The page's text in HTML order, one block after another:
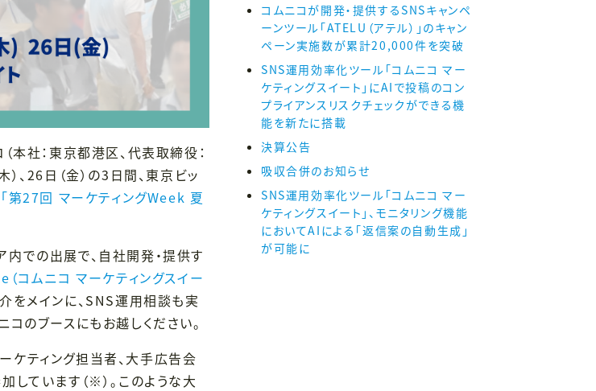
社：東京都港区、代表取締役：
、26日（金）の3日間、東京ビッ
「第27回 マーケティングWeek 夏
内での出展で、自社開発・提供す
ムニコ マーケティングスイー
をメインに、SNS運用相談も実
のブースにもお越しください。
ティング担当者、大手広告会
ています（※）。このような大
コムニコが開発・提供するSNSキャンペ
ーンツール「ATELU（アテル）」のキャン
ペーン実施数が累計20,000件を突破
SNS運用効率化ツール「コムニコ マー
ケティングスイート」にAIで投稿のコン
プライアンスリスクチェックができる機
能を新たに搭載
決算公告
吸収合併のお知らせ
SNS運用効率化ツール「コムニコ マー
ケティングスイート」、モニタリング機能
においてAIによる「返信案の自動生成」
が可能に